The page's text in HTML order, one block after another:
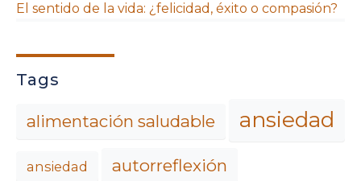
El sentido de la vida: ¿felicidad, éxito o compasión?
Tags
alimentación saludable ansiedad
ansiedad autorreflexión